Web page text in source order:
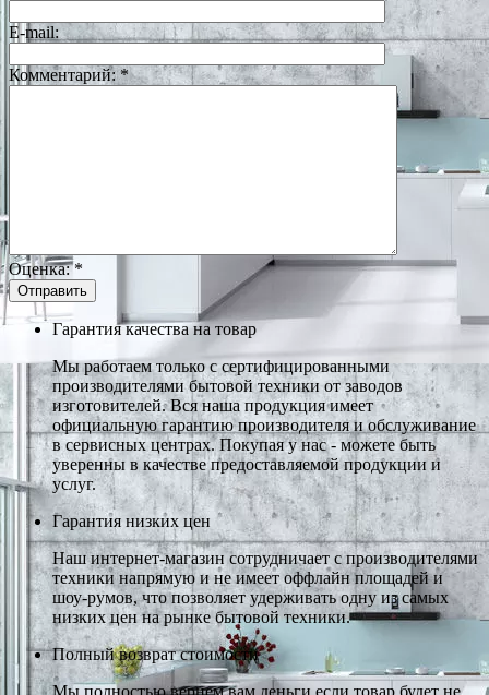
E-mail:
Комментарий:*
Оценка:*
Гарантия качества на товар
Мы работаем только с сертифицированными
производителями бытовой техники от заводов
изготовителей. Вся наша продукция имеет
официальную гарантию производителя и обслуживание
в сервисных центрах. Покупая у нас - можете быть
уверенны в качестве предоставляемой продукции и
услуг.
Гарантия низких цен
Наш интернет-магазин сотрудничает с производителями
техники напрямую и не имеет оффлайн площадей и
шоу-румов, что позволяет удерживать одну из самых
низких цен на рынке бытовой техники.
Полный возврат стоимости
Мы полностью вернем вам деньги если товар будет не